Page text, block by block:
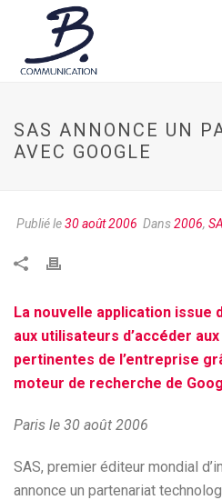
SAS ANNONCE UN
AVEC GOOGLE
Publié le30 août 2006 Dans2006,
La nouvelle application issue
aux utilisateurs d’accéder
pertinentes de l’entreprise
moteur de recherche de
Paris le 30 août 2006
SAS, premier éditeur mondial
annonce un partenariat